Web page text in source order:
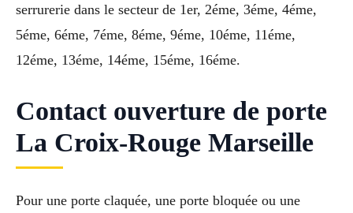
serrurerie dans le secteur de 1er, 2éme, 3éme, 4éme,
5éme, 6éme, 7éme, 8éme, 9éme, 10éme, 11éme,
12éme, 13éme, 14éme, 15éme, 16éme.
Contact ouverture de porte
La Croix-Rouge Marseille
Pour une porte claquée, une porte bloquée ou une